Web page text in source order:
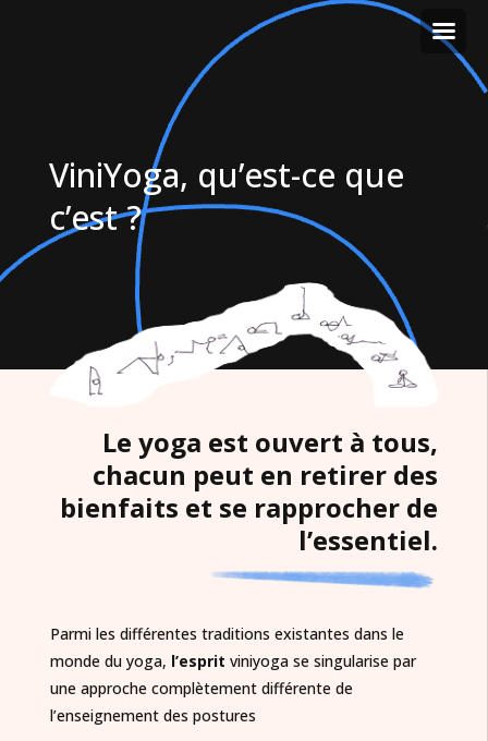
ViniYoga, qu’est-ce que
c’est ?
Le yoga est ouvert à tous,
chacun peut en retirer des
bienfaits et se rapprocher de
l’essentiel.
Parmi les différentes traditions existantes dans le
monde du yoga, l’esprit viniyoga se singularise par
une approche complètement différente de
l’enseignement des postures